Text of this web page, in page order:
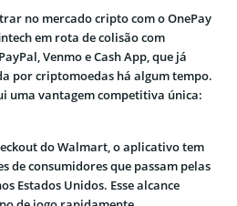
no mercado cripto com o OnePay
em rota de colisão com
Venmo e Cash App, que já
por criptomoedas há algum tempo.
uma vantagem competitiva única:
do Walmart, o aplicativo tem
de consumidores que passam pelas
Estados Unidos. Esse alcance